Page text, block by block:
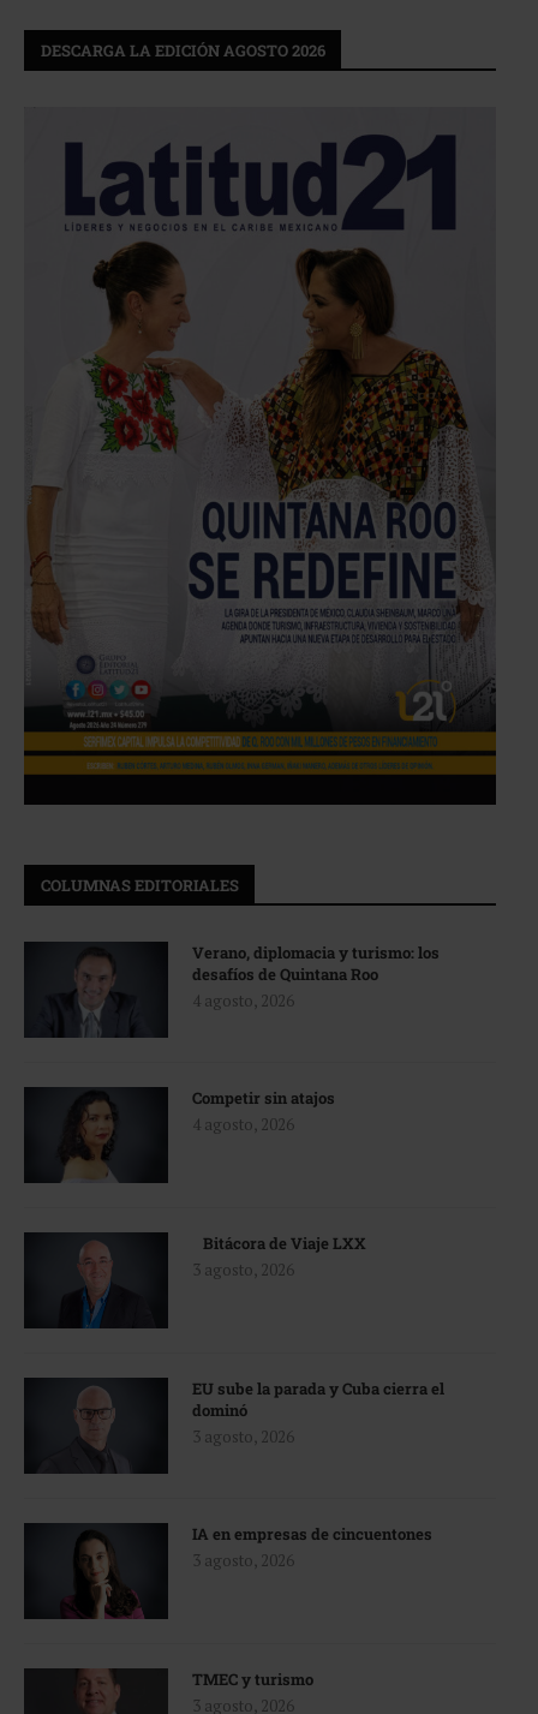
DESCARGA LA EDICIÓN AGOSTO 2026
COLUMNAS EDITORIALES
Verano, diplomacia y turismo: los
desafíos de Quintana Roo
4 agosto, 2026
Competir sin atajos
4 agosto, 2026
Bitácora de Viaje LXX
3 agosto, 2026
EU sube la parada y Cuba cierra el
dominó
3 agosto, 2026
IA en empresas de cincuentones
3 agosto, 2026
TMEC y turismo
3 agosto, 2026